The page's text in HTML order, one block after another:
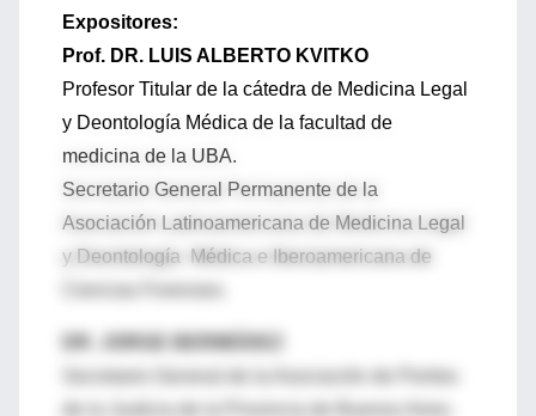
Expositores:
Prof. DR. LUIS ALBERTO KVITKO
Profesor Titular de la cátedra de Medicina Legal
y Deontología Médica de la facultad de
medicina de la UBA.
Secretario General Permanente de la
Asociación Latinoamericana de Medicina Legal
y Deontología Médica e Iberoamericana de